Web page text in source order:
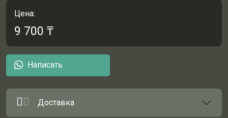
Цена:
9 700 ₸
Написать
Доставка